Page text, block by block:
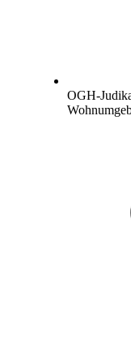
OGH-